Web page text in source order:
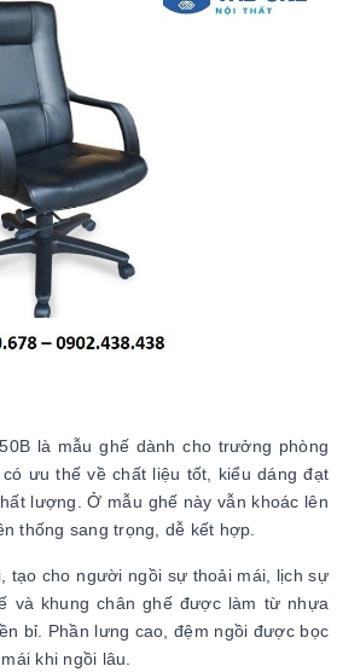
là mẫu ghế dành cho trưởng phòng
ưu thế về chất liệu tốt, kiểu dáng đạt
lượng. Ở mẫu ghế này vẫn khoác lên
thống sang trọng, dễ kết hợp.
tạo cho người ngồi sự thoải mái, lịch sự
và khung chân ghế được làm từ nhựa
bỉ. Phần lưng cao, đệm ngồi được bọc
khi ngồi lâu.